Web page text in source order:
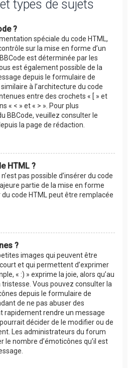
types de sujets
?
spéciale du code HTML,
sur la mise en forme d’un
est déterminée par les
est également possible de la
depuis le formulaire de
à l’architecture du code
entre des crochets « [ » et
« < » et « > ». Pour plus
BBCode, veuillez consulter le
la page de rédaction.
HTML ?
pas possible d’insérer du code
partie de la mise en forme
code HTML peut être remplacée
?
images qui peuvent être
et qui permettent d’exprimer
« :) » exprime la joie, alors qu’au
tristesse. Vous pouvez consulter la
depuis le formulaire de
de ne pas abuser des
rapidement rendre un message
décider de le modifier ou de
Les administrateurs du forum
nombre d’émoticônes qu’il est